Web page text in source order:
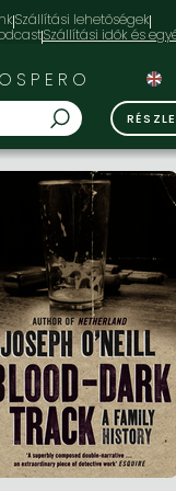
Szállítási lehetőségek